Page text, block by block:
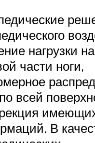
нагрузки
части ноги,
всей
В